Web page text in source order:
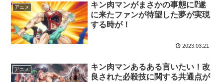
アニメ
キン肉マンがまさかの事態に⁉遂
に来たファンが待望した夢が実現
する時が！
2023.03.21
アニメ
キン肉マンあるある言いたい！改
良された必殺技に関する共通点が